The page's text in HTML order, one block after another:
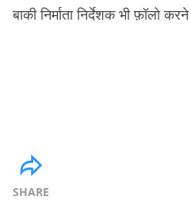
बाकी निर्माता निर्देशक भी फ़ॉलो
SHARE